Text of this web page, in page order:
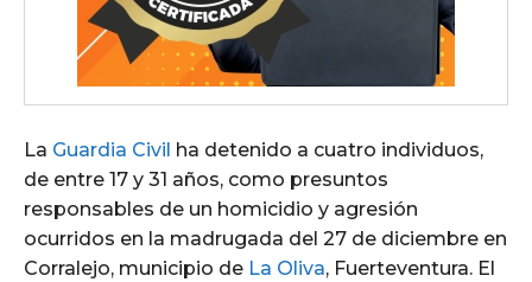
La Guardia Civil ha detenido a cuatro individuos,
de entre 17 y 31 años, como presuntos
responsables de un homicidio y agresión
ocurridos en la madrugada del 27 de diciembre en
Corralejo, municipio de La Oliva, Fuerteventura. El